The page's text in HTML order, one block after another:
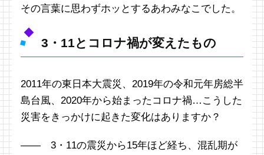
その言葉に思わずホッとするあわみなこでした。
3・11とコロナ禍が変えたもの
2011年の東日本大震災、2019年の令和元年房総半
島台風、2020年から始まったコロナ禍…こうした
災害をきっかけに起きた変化はありますか？
―― 3・11の震災から15年ほど経ち、混乱期が